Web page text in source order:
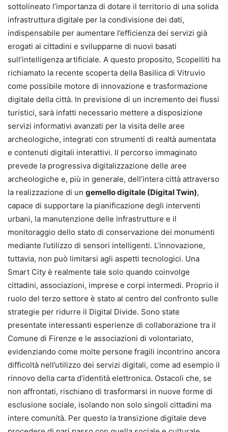
sottolineato l’importanza di dotare il territorio di una solida
infrastruttura digitale per la condivisione dei dati,
indispensabile per aumentare l’efficienza dei servizi già
erogati ai cittadini e svilupparne di nuovi basati
sull’intelligenza artificiale. A questo proposito, Scopelliti ha
richiamato la recente scoperta della Basilica di Vitruvio
come possibile motore di innovazione e trasformazione
digitale della città. In previsione di un incremento dei flussi
turistici, sarà infatti necessario mettere a disposizione
servizi informativi avanzati per la visita delle aree
archeologiche, integrati con strumenti di realtà aumentata
e contenuti digitali interattivi. Il percorso immaginato
prevede la progressiva digitalizzazione delle aree
archeologiche e, più in generale, dell’intera città attraverso
la realizzazione di un gemello digitale (Digital Twin),
capace di supportare la pianificazione degli interventi
urbani, la manutenzione delle infrastrutture e il
monitoraggio dello stato di conservazione dei monumenti
mediante l’utilizzo di sensori intelligenti. L’innovazione,
tuttavia, non può limitarsi agli aspetti tecnologici. Una
Smart City è realmente tale solo quando coinvolge
cittadini, associazioni, imprese e corpi intermedi. Proprio il
ruolo del terzo settore è stato al centro del confronto sulle
strategie per ridurre il Digital Divide. Sono state
presentate interessanti esperienze di collaborazione tra il
Comune di Firenze e le associazioni di volontariato,
evidenziando come molte persone fragili incontrino ancora
difficoltà nell’utilizzo dei servizi digitali, come ad esempio il
rinnovo della carta d’identità elettronica. Ostacoli che, se
non affrontati, rischiano di trasformarsi in nuove forme di
esclusione sociale, isolando non solo singoli cittadini ma
intere comunità. Per questo la transizione digitale deve